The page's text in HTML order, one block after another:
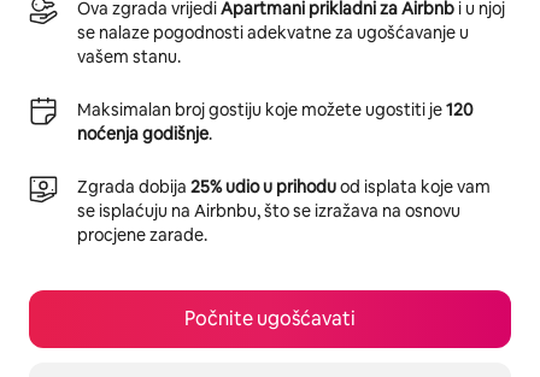
Ova zgrada vrijediApartmani prikladni za Airbnb i u njoj
se nalaze pogodnosti adekvatne za ugošćavanje u
vašem stanu.
Maksimalan broj gostiju koje možete ugostiti je120
noćenja godišnje.
Zgrada dobija 25% udio u prihoduod isplata koje vam
se isplaćuju na Airbnbu, što se izražava na osnovu
procjene zarade.
Počnite ugošćavati